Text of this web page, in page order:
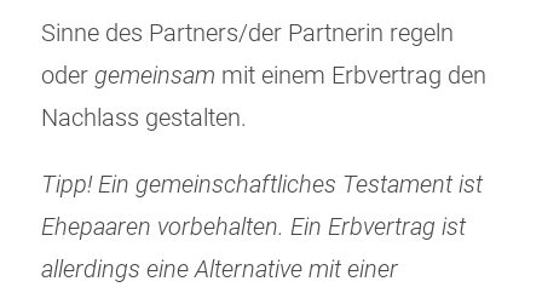
Sinne des Partners/der Partnerin regeln
oder gemeinsam mit einem Erbvertrag den
Nachlass gestalten.
Tipp! Ein gemeinschaftliches Testament ist
Ehepaaren vorbehalten. Ein Erbvertrag ist
allerdings eine Alternative mit einer